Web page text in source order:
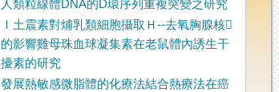
人類粒線體DNA的D環序列重複突變之研究
Ⅰ土震素對烳乳類細胞攝取Ｈ--去氧胸腺核
的影響雞母珠血球凝集素在老鼠體內誘生干
擾素的研究
發展熱敏感微脂體的化療法結合熱療法在癌